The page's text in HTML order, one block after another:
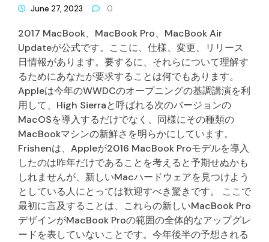
June 27, 2023 0
2017 MacBook、MacBook Pro、MacBook Air
Updateが公式です。ここに、仕様、変更、リリース
日情報があります。要するに、それらについて理解す
るためにあなたが要求することは何でもあります。
Appleは今年のWWDCのオープニングの基調講演を利
用して、High Sierraと呼ばれる次のバージョンの
MacOSを導入するだけでなく、同様にその種類の
MacBookマシンの新鮮さを明らかにしています。
Frishenは、Appleが2016 MacBook Proモデルを導入
したのは昨年だけであることを考えると予期せぬかも
しれませんが、新しいMacハードウェアを見つけよう
としている人にとっては歓迎すべき驚きです。 ここで
最初に言及することは、これらの新しいMacBook Pro
デザインがMacBook Proの範囲の全体的なアップグレ
ードを表していないことです。今年後半の予想される